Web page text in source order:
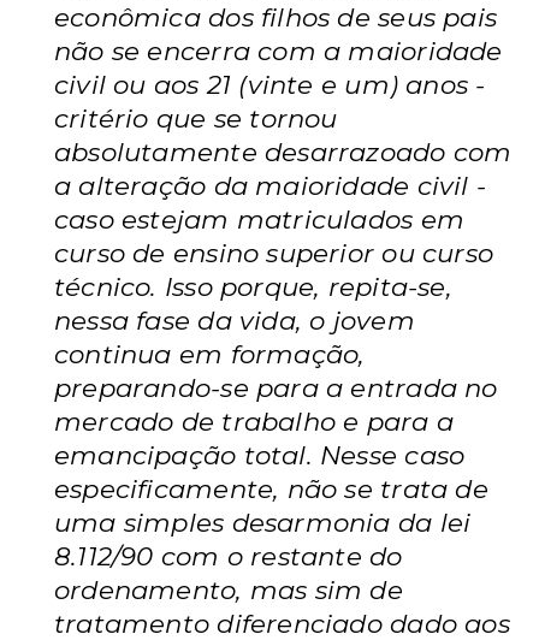
econômica dos filhos de seus pais
não se encerra com a maioridade
civil ou aos 21 (vinte e um) anos -
critério que se tornou
absolutamente desarrazoado com
a alteração da maioridade civil -
caso estejam matriculados em
curso de ensino superior ou curso
técnico. Isso porque, repita-se,
nessa fase da vida, o jovem
continua em formação,
preparando-se para a entrada no
mercado de trabalho e para a
emancipação total. Nesse caso
especificamente, não se trata de
uma simples desarmonia da lei
8.112/90 com o restante do
ordenamento, mas sim de
tratamento diferenciado dado aos